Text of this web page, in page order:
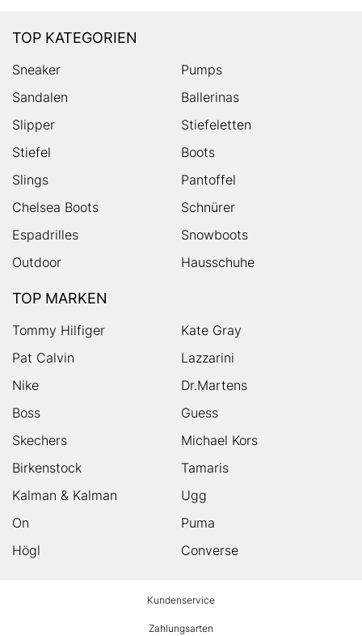
TOP KATEGORIEN
Sneaker
Pumps
Sandalen
Ballerinas
Slipper
Stiefeletten
Stiefel
Boots
Slings
Pantoffel
Chelsea Boots
Schnürer
Espadrilles
Snowboots
Outdoor
Hausschuhe
TOP MARKEN
Tommy Hilfiger
Kate Gray
Pat Calvin
Lazzarini
Nike
Dr.Martens
Boss
Guess
Skechers
Michael Kors
Birkenstock
Tamaris
Kalman & Kalman
Ugg
On
Puma
Högl
Converse
Kundenservice
Zahlungsarten